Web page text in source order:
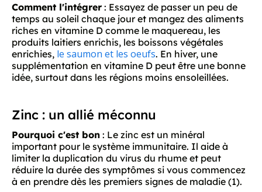
Comment l'intégrer : Essayez de passer un peu de
temps au soleil chaque jour et mangez des aliments
riches en vitamine D comme le maquereau, les
produits laitiers enrichis, les boissons végétales
enrichies, le saumon et les oeufs. En hiver, une
supplémentation en vitamine D peut être une bonne
idée, surtout dans les régions moins ensoleillées.
Zinc : un allié méconnu
Pourquoi c'est bon : Le zinc est un minéral
important pour le système immunitaire. Il aide à
limiter la duplication du virus du rhume et peut
réduire la durée des symptômes si vous commencez
à en prendre dès les premiers signes de maladie (1).